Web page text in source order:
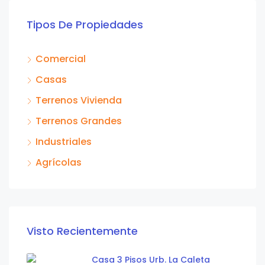
Tipos De Propiedades
Comercial
Casas
Terrenos Vivienda
Terrenos Grandes
Industriales
Agrícolas
Visto Recientemente
Casa 3 Pisos Urb. La Caleta